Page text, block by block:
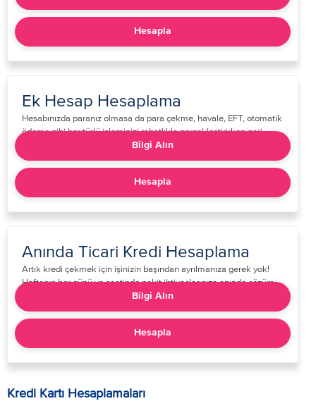
Hesapla
Ek Hesap Hesaplama
Hesabınızda paranız olmasa da para çekme, havale, EFT, otomatik
ödeme gibi her türlü işleminizi rahatlıkla gerçekleştirirken geri
ödemeleriniz ne kadar olacak hesaplayabilirsiniz.​​​
Bilgi Alın
Hesapla
Anında Ticari Kredi Hesaplama
​​​Artık kredi çekmek için işinizin başından ayrılmanıza gerek yok!
Haftanın her günü ve saatinde nakit ihtiyaçlarınıza anında çözüm
Bilgi Alın
Hesapla
Kredi Kartı Hesaplamaları